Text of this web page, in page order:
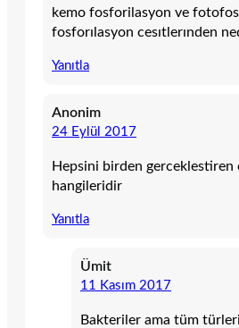
kemo fosforilasyon ve
fosforılasyon cesıtlerınden
Yanıtla
Anonim
24 Eylül 2017
Hepsini birden gerceklestiren
hangileridir
Yanıtla
Ümit
11 Kasım 2017
Bakteriler ama tüm